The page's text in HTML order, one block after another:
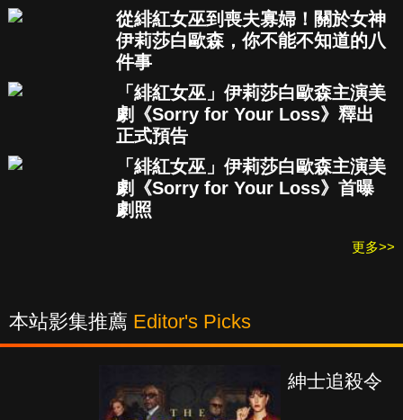
從緋紅女巫到喪夫寡婦！關於女神
伊莉莎白歐森，你不能不知道的八
件事
「緋紅女巫」伊莉莎白歐森主演美
劇《Sorry for Your Loss》釋出
正式預告
「緋紅女巫」伊莉莎白歐森主演美
劇《Sorry for Your Loss》首曝
劇照
更多>>
本站影集推薦 Editor's Picks
紳士追殺令